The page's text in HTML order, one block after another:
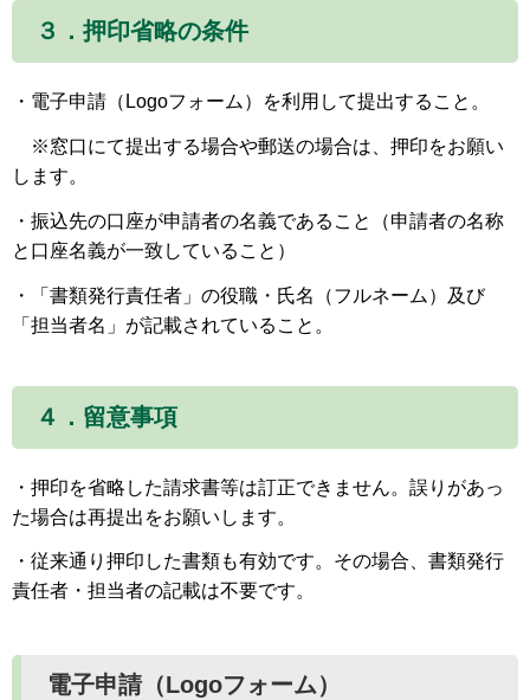
３．押印省略の条件
・電子申請（Logoフォーム）を利用して提出すること。
※窓口にて提出する場合や郵送の場合は、押印をお願い
します。
・振込先の口座が申請者の名義であること（申請者の名称
と口座名義が一致していること）
・「書類発行責任者」の役職・氏名（フルネーム）及び
「担当者名」が記載されていること。
４．留意事項
・押印を省略した請求書等は訂正できません。誤りがあっ
た場合は再提出をお願いします。
・従来通り押印した書類も有効です。その場合、書類発行
責任者・担当者の記載は不要です。
電子申請（Logoフォーム）